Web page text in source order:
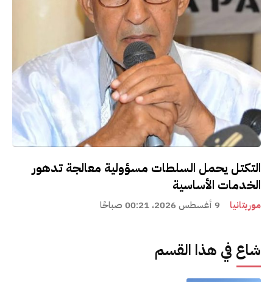
التكتل يحمل السلطات مسؤولية معالجة تدهور
الخدمات الأساسية
موريتانيا 9 أغسطس 2026، 00:21 صباحًا
شاع في هذا القسم